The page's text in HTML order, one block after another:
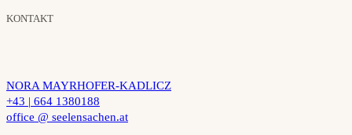
KONTAKT
NORA MAYRHOFER-KADLICZ
+43 | 664 1380188
office @ seelensachen.at